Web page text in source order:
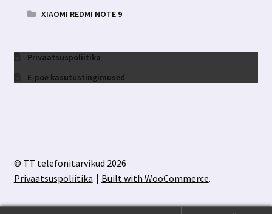
XIAOMI REDMI NOTE 9
Privaatsuspoliitika
E-poe kasutustingimused
© TT telefonitarvikud 2026
Privaatsuspoliitika
Built with WooCommerce.